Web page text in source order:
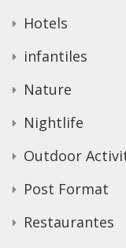
Hotels
infantiles
Nature
Nightlife
Outdoor
Post Format
Restaurantes